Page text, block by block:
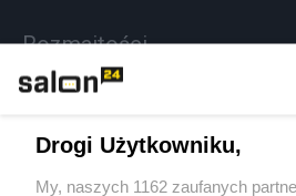
Rozmaitości
Sport
Drogi Użytkowniku,
My, naszych 1162 zaufanych